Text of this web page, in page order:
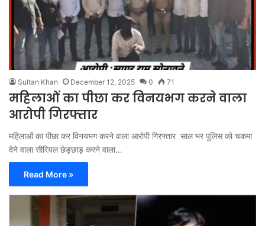
Sultan Khan December 12, 2025 0 71
महिलाओं का पीछा कर विनयभग करने वाला
आरोपी गिरफ्तार
महिलाओं का पीछा कर विनयभग करने वाला आरोपी गिरफ्तार साल भर पुलिस को चकमा
देने वाला सीरियल छेड़छाड़ करने वाला…
Read More »